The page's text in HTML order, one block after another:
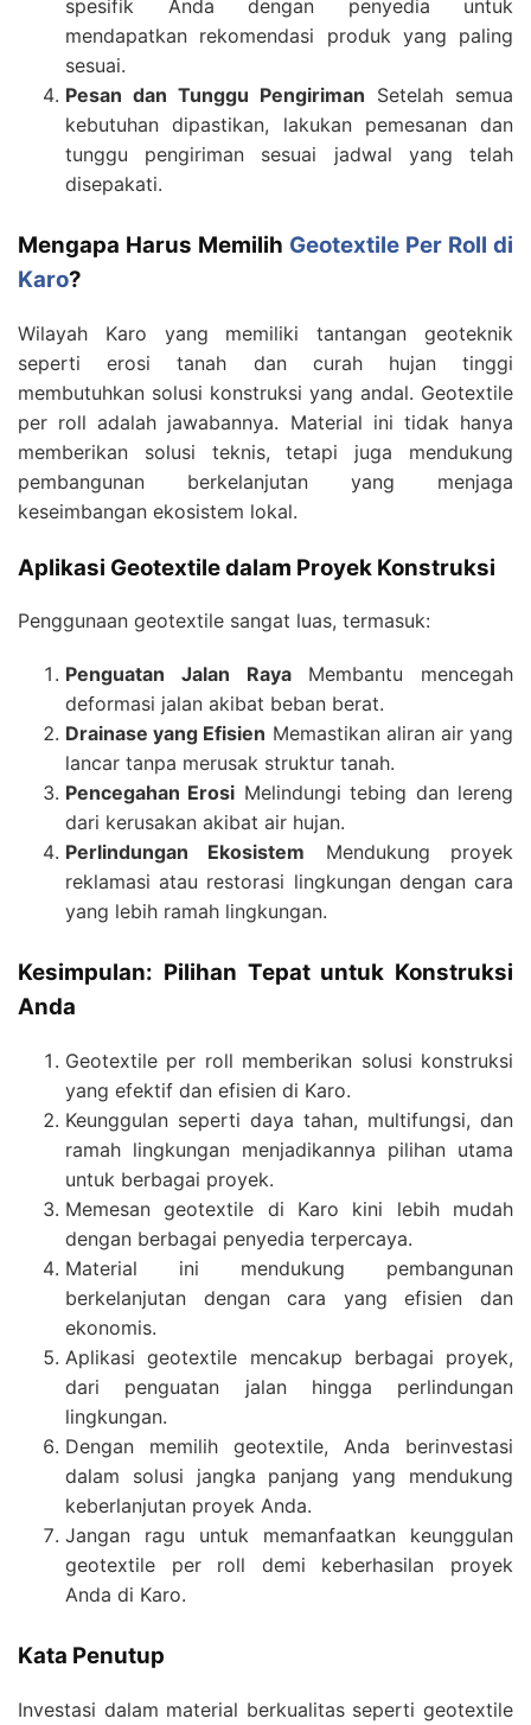
spesifik Anda dengan penyedia untuk
mendapatkan rekomendasi produk yang paling
sesuai.
Pesan dan Tunggu Pengiriman Setelah semua
kebutuhan dipastikan, lakukan pemesanan dan
tunggu pengiriman sesuai jadwal yang telah
disepakati.
Mengapa Harus Memilih Geotextile Per Roll di
Karo?
Wilayah Karo yang memiliki tantangan geoteknik
seperti erosi tanah dan curah hujan tinggi
membutuhkan solusi konstruksi yang andal. Geotextile
per roll adalah jawabannya. Material ini tidak hanya
memberikan solusi teknis, tetapi juga mendukung
pembangunan berkelanjutan yang menjaga
keseimbangan ekosistem lokal.
Aplikasi Geotextile dalam Proyek Konstruksi
Penggunaan geotextile sangat luas, termasuk:
Penguatan Jalan RayaMembantu mencegah
deformasi jalan akibat beban berat.
Drainase yang Efisien Memastikan aliran air yang
lancar tanpa merusak struktur tanah.
Pencegahan Erosi Melindungi tebing dan lereng
dari kerusakan akibat air hujan.
Perlindungan Ekosistem Mendukung proyek
reklamasi atau restorasi lingkungan dengan cara
yang lebih ramah lingkungan.
Kesimpulan: Pilihan Tepat untuk Konstruksi
Anda
Geotextile per roll memberikan solusi konstruksi
yang efektif dan efisien di Karo.
Keunggulan seperti daya tahan, multifungsi, dan
ramah lingkungan menjadikannya pilihan utama
untuk berbagai proyek.
Memesan geotextile di Karo kini lebih mudah
dengan berbagai penyedia terpercaya.
Material ini mendukung pembangunan
berkelanjutan dengan cara yang efisien dan
ekonomis.
Aplikasi geotextile mencakup berbagai proyek,
dari penguatan jalan hingga perlindungan
lingkungan.
Dengan memilih geotextile, Anda berinvestasi
dalam solusi jangka panjang yang mendukung
keberlanjutan proyek Anda.
Jangan ragu untuk memanfaatkan keunggulan
geotextile per roll demi keberhasilan proyek
Anda di Karo.
Kata Penutup
Investasi dalam material berkualitas seperti geotextile